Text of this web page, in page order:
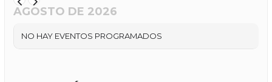
AGOSTO DE 2026
NO HAY EVENTOS PROGRAMADOS